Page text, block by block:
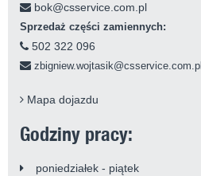
bok@csservice.com.pl
Sprzedaż części zamiennych:
502 322 096
zbigniew.wojtasik@csservice.com.pl
Mapa dojazdu
Godziny pracy:
poniedziałek - piątek